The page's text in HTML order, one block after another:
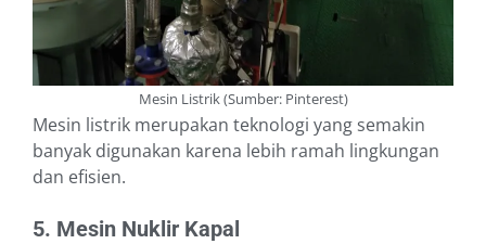
Mesin Listrik (Sumber: Pinterest)
Mesin listrik merupakan teknologi yang semakin
banyak digunakan karena lebih ramah lingkungan
dan efisien.
5. Mesin Nuklir Kapal